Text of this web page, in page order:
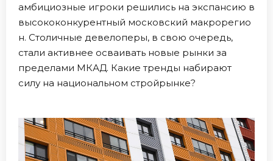
амбициозные игроки решились на экспансию в
высококонкурентный московский макрорегио
н. Столичные девелоперы, в свою очередь,
стали активнее осваивать новые рынки за
пределами МКАД. Какие тренды набирают
силу на национальном стройрынке?